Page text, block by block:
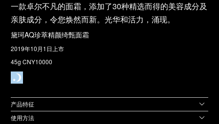
一款卓尔不凡的面霜，添加了30种精选而得的美容成分及
亲肤成分，令您焕然而新。光华和活力，涌现。
黛珂AQ珍萃精颜绮甄面霜
2019年10月1日上市
45g CNY10000
产品特征
使用方法